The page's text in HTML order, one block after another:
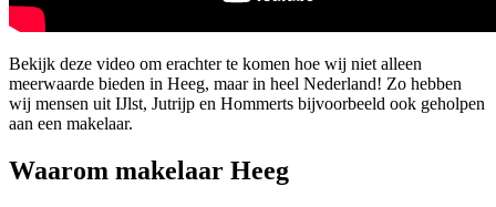
Bekijk deze video om erachter te komen hoe wij niet alleen
meerwaarde bieden in Heeg, maar in heel Nederland! Zo hebben
wij mensen uit IJlst, Jutrijp en Hommerts bijvoorbeeld ook geholpen
aan een makelaar.
Waarom makelaar Heeg